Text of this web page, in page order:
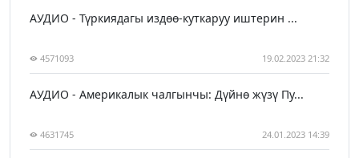
АУДИО - Түркиядагы издөө-куткаруу иштерин ...
4571093 19.02.2023 21:32
АУДИО - Америкалык чалгынчы: Дүйнө жүзү Пу...
4631745 24.01.2023 14:39